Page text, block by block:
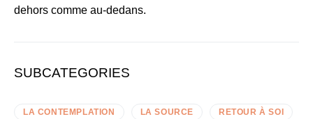
dehors comme au-dedans.
SUBCATEGORIES
LA CONTEMPLATION LA SOURCE RETOUR À SOI